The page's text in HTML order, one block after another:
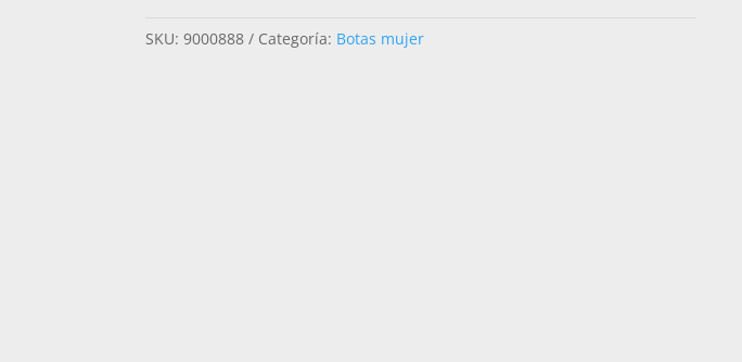
WAX
SKU:9000888 Categoría: Botas mujer